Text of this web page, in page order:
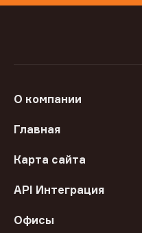
О компании
Главная
Карта сайта
API Интеграция
Офисы